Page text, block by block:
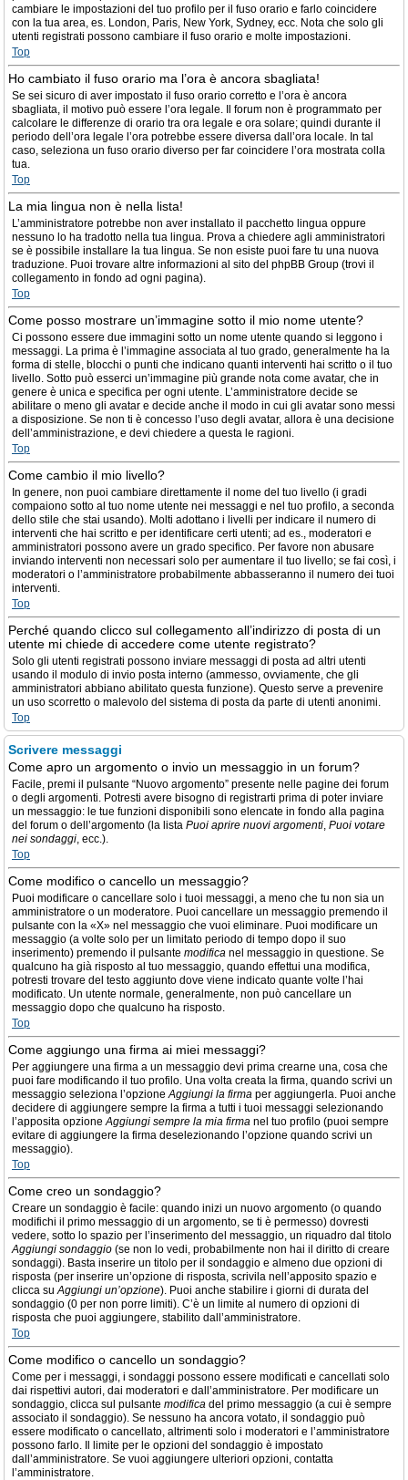
cambiare le impostazioni del tuo profilo per il fuso orario e farlo coincidere
con la tua area, es. London, Paris, New York, Sydney, ecc. Nota che solo gli
utenti registrati possono cambiare il fuso orario e molte impostazioni.
Top
Ho cambiato il fuso orario ma l’ora è ancora sbagliata!
Se sei sicuro di aver impostato il fuso orario corretto e l’ora è ancora
sbagliata, il motivo può essere l’ora legale. Il forum non è programmato per
calcolare le differenze di orario tra ora legale e ora solare; quindi durante il
periodo dell’ora legale l’ora potrebbe essere diversa dall’ora locale. In tal
caso, seleziona un fuso orario diverso per far coincidere l’ora mostrata colla
tua.
Top
La mia lingua non è nella lista!
L’amministratore potrebbe non aver installato il pacchetto lingua oppure
nessuno lo ha tradotto nella tua lingua. Prova a chiedere agli amministratori
se è possibile installare la tua lingua. Se non esiste puoi fare tu una nuova
traduzione. Puoi trovare altre informazioni al sito del phpBB Group (trovi il
collegamento in fondo ad ogni pagina).
Top
Come posso mostrare un’immagine sotto il mio nome utente?
Ci possono essere due immagini sotto un nome utente quando si leggono i
messaggi. La prima è l’immagine associata al tuo grado, generalmente ha la
forma di stelle, blocchi o punti che indicano quanti interventi hai scritto o il tuo
livello. Sotto può esserci un’immagine più grande nota come avatar, che in
genere è unica e specifica per ogni utente. L’amministratore decide se
abilitare o meno gli avatar e decide anche il modo in cui gli avatar sono messi
a disposizione. Se non ti è concesso l’uso degli avatar, allora è una decisione
dell’amministrazione, e devi chiedere a questa le ragioni.
Top
Come cambio il mio livello?
In genere, non puoi cambiare direttamente il nome del tuo livello (i gradi
compaiono sotto al tuo nome utente nei messaggi e nel tuo profilo, a seconda
dello stile che stai usando). Molti adottano i livelli per indicare il numero di
interventi che hai scritto e per identificare certi utenti; ad es., moderatori e
amministratori possono avere un grado specifico. Per favore non abusare
inviando interventi non necessari solo per aumentare il tuo livello; se fai così, i
moderatori o l’amministratore probabilmente abbasseranno il numero dei tuoi
interventi.
Top
Perché quando clicco sul collegamento all’indirizzo di posta di un
utente mi chiede di accedere come utente registrato?
Solo gli utenti registrati possono inviare messaggi di posta ad altri utenti
usando il modulo di invio posta interno (ammesso, ovviamente, che gli
amministratori abbiano abilitato questa funzione). Questo serve a prevenire
un uso scorretto o malevolo del sistema di posta da parte di utenti anonimi.
Top
Scrivere messaggi
Come apro un argomento o invio un messaggio in un forum?
Facile, premi il pulsante “Nuovo argomento” presente nelle pagine dei forum
o degli argomenti. Potresti avere bisogno di registrarti prima di poter inviare
un messaggio: le tue funzioni disponibili sono elencate in fondo alla pagina
del forum o dell’argomento (la lista Puoi aprire nuovi argomenti, Puoi votare
nei sondaggi, ecc.).
Top
Come modifico o cancello un messaggio?
Puoi modificare o cancellare solo i tuoi messaggi, a meno che tu non sia un
amministratore o un moderatore. Puoi cancellare un messaggio premendo il
pulsante con la «X» nel messaggio che vuoi eliminare. Puoi modificare un
messaggio (a volte solo per un limitato periodo di tempo dopo il suo
inserimento) premendo il pulsante modifica nel messaggio in questione. Se
qualcuno ha già risposto al tuo messaggio, quando effettui una modifica,
potresti trovare del testo aggiunto dove viene indicato quante volte l’hai
modificato. Un utente normale, generalmente, non può cancellare un
messaggio dopo che qualcuno ha risposto.
Top
Come aggiungo una firma ai miei messaggi?
Per aggiungere una firma a un messaggio devi prima crearne una, cosa che
puoi fare modificando il tuo profilo. Una volta creata la firma, quando scrivi un
messaggio seleziona l’opzioneAggiungi la firma per aggiungerla. Puoi anche
decidere di aggiungere sempre la firma a tutti i tuoi messaggi selezionando
l’apposita opzioneAggiungi sempre la mia firma nel tuo profilo (puoi sempre
evitare di aggiungere la firma deselezionando l’opzione quando scrivi un
messaggio).
Top
Come creo un sondaggio?
Creare un sondaggio è facile: quando inizi un nuovo argomento (o quando
modifichi il primo messaggio di un argomento, se ti è permesso) dovresti
vedere, sotto lo spazio per l’inserimento del messaggio, un riquadro dal titolo
Aggiungi sondaggio (se non lo vedi, probabilmente non hai il diritto di creare
sondaggi). Basta inserire un titolo per il sondaggio e almeno due opzioni di
risposta (per inserire un’opzione di risposta, scrivila nell’apposito spazio e
clicca suAggiungi un’opzione). Puoi anche stabilire i giorni di durata del
sondaggio (0 per non porre limiti). C’è un limite al numero di opzioni di
risposta che puoi aggiungere, stabilito dall’amministratore.
Top
Come modifico o cancello un sondaggio?
Come per i messaggi, i sondaggi possono essere modificati e cancellati solo
dai rispettivi autori, dai moderatori e dall’amministratore. Per modificare un
sondaggio, clicca sul pulsante modifica del primo messaggio (a cui è sempre
associato il sondaggio). Se nessuno ha ancora votato, il sondaggio può
essere modificato o cancellato, altrimenti solo i moderatori e l’amministratore
possono farlo. Il limite per le opzioni del sondaggio è impostato
dall’amministratore. Se vuoi aggiungere ulteriori opzioni, contatta
l’amministratore.